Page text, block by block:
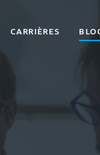
CARRIÈRES